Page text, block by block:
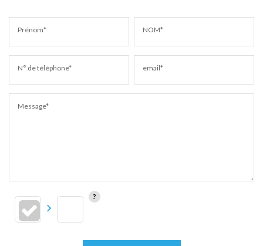
Prénom* NOM*
N° de téléphone* email*
Message*